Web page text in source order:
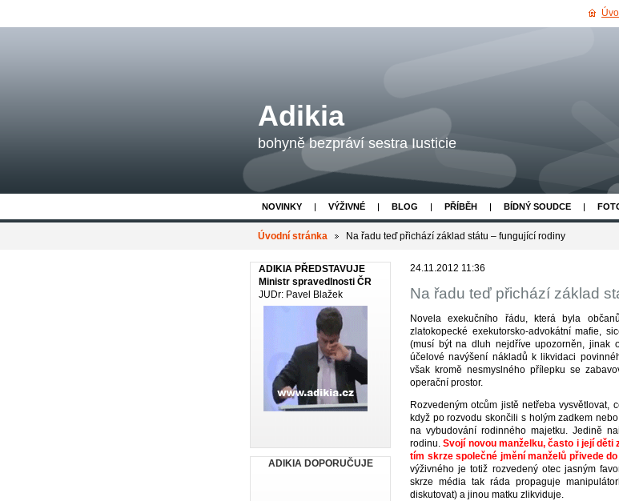
Adikia
bohyně bezpráví sestra Iusticie
NOVINKY VÝŽIVNÉ BLOG PŘÍBĚH BÍDNÝ SOUDCE
Úvodní stránka Na řadu teď přichází základ státu – fungující rodiny
24.11.2012 11:36
Na řadu teď přichází základ
Novela exekučního řádu, která byla
zlatokopecké exekutorsko-advokátní mafie,
(musí být na dluh nejdříve upozorněn, jinak
účelové navýšení nákladů k likvidaci
však kromě nesmyslného přílepku se
operační prostor.
Rozvedeným otcům jistě netřeba vysvětlovat,
když po rozvodu skončili s holým zadkem
na vybudování rodinného majetku. Jedině
rodinu.Svojí novou manželku, často i její děti
tím skrze společné jmění manželů přivede
výživného je totiž rozvedený otec jasným
skrze média tak ráda propaguje
diskutovat) a jinou matku zlikviduje.
ADIKIA PŘEDSTAVUJE
Ministr spravedlnosti ČR
JUDr: Pavel Blažek
ADIKIA DOPORUČUJE